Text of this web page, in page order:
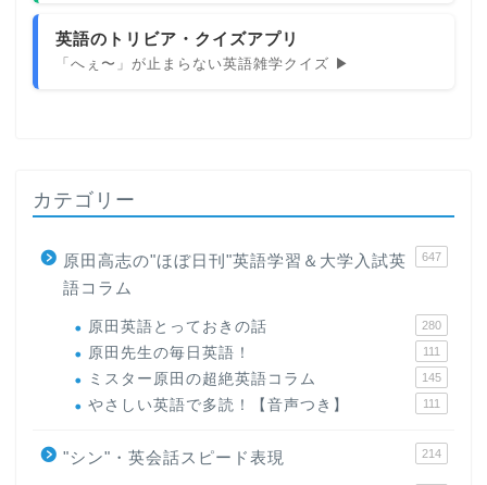
英語のトリビア・クイズアプリ
「へぇ〜」が止まらない英語雑学クイズ ▶
カテゴリー
原田高志の"ほぼ日刊"英語学習＆大学入試英
語コラム
647
原田英語とっておきの話 280
原田先生の毎日英語！ 111
ミスター原田の超絶英語コラム 145
やさしい英語で多読！【音声つき】 111
"シン"・英会話スピード表現 214